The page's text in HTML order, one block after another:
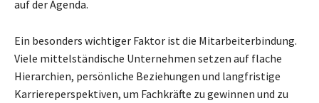
auf der Agenda.
Ein besonders wichtiger Faktor ist die Mitarbeiterbindung.
Viele mittelständische Unternehmen setzen auf flache
Hierarchien, persönliche Beziehungen und langfristige
Karriereperspektiven, um Fachkräfte zu gewinnen und zu